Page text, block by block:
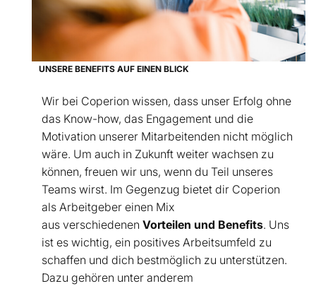
UNSERE BENEFITS AUF EINEN BLICK
Wir bei Coperion wissen, dass unser Erfolg ohne
das Know-how, das Engagement und die
Motivation unserer Mitarbeitenden nicht möglich
wäre. Um auch in Zukunft weiter wachsen zu
können, freuen wir uns, wenn du Teil unseres
Teams wirst. Im Gegenzug bietet dir Coperion
als Arbeitgeber einen Mix
aus verschiedenen Vorteilen und Benefits. Uns
ist es wichtig, ein positives Arbeitsumfeld zu
schaffen und dich bestmöglich zu unterstützen.
Dazu gehören unter anderem